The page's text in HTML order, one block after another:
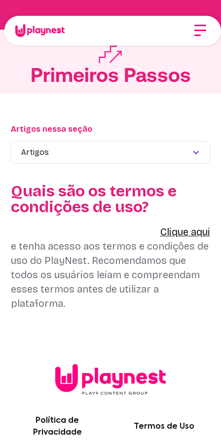
Primeiros Passos
Artigos nessa seção
Artigos
Quais são os termos e
condições de uso?
Clique aqui
e tenha acesso aos termos e condições de
uso do PlayNest. Recomendamos que
todos os usuários leiam e compreendam
esses termos antes de utilizar a
plataforma.
Política de
Privacidade
Termos de Uso